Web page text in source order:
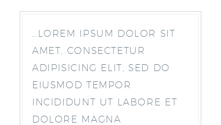
…LOREM IPSUM DOLOR SIT
AMET, CONSECTETUR
ADIPISICING ELIT, SED DO
EIUSMOD TEMPOR
INCIDIDUNT UT LABORE ET
DOLORE MAGNA